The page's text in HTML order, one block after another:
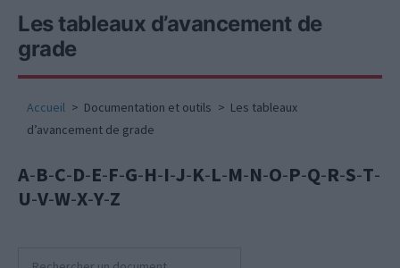
Les tableaux d’avancement de
grade
Accueil Documentation et outils
Les tableaux
d’avancement de grade
A-B-C-D-E-F-G-H-I-J-K-L-M-N-O-P-Q-R-S-T-
U-V-W-X-Y-Z